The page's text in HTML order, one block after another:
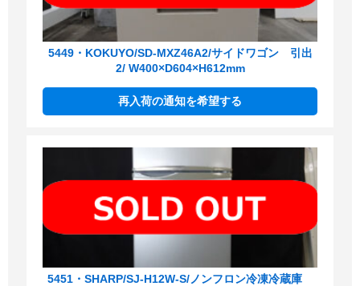
5449・KOKUYO/SD-MXZ46A2/サイドワゴン 引出
2/ W400×D604×H612mm
再入荷の通知を希望する
5451・SHARP/SJ-H12W-S/ノンフロン冷凍冷蔵庫